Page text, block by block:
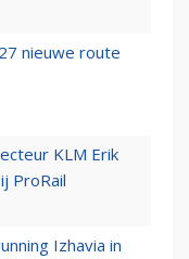
nieuwe route
KLM Erik
ProRail
Izhavia in